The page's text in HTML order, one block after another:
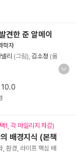
견한 준 알메이
학자
리 (그림), 김소정 (옮
10.0
1, 각 마일리지 차감)
배경지식 (본책
환경, 라이프 핵심 배